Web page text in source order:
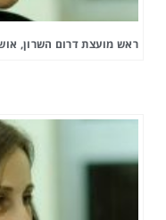
ראש מועצת דרום השרון,